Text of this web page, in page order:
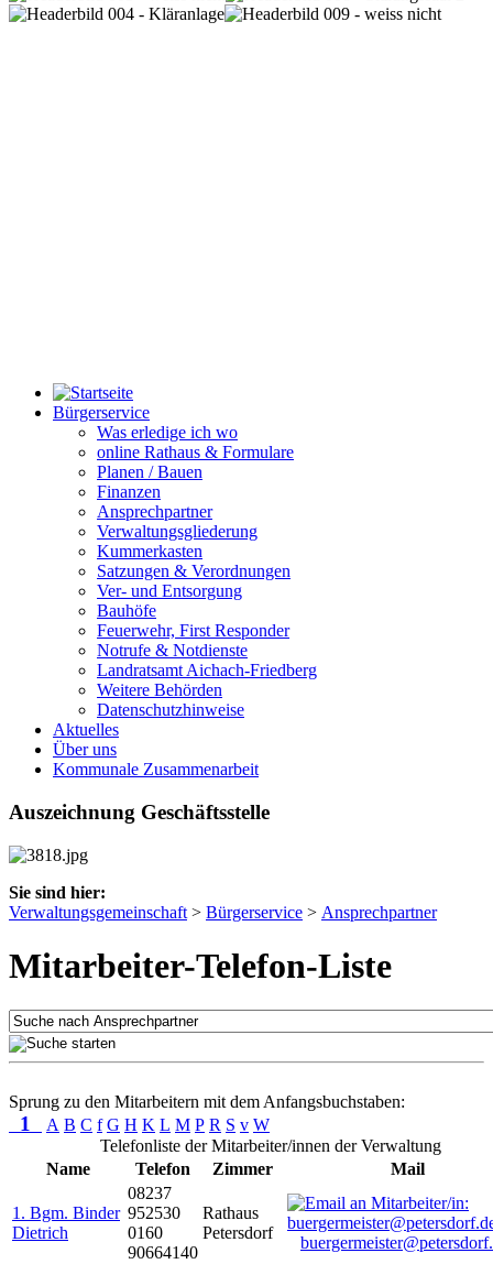
Bürgerservice
Was erledige ich wo
online Rathaus & Formulare
Planen / Bauen
Finanzen
Ansprechpartner
Verwaltungsgliederung
Kummerkasten
Satzungen & Verordnungen
Ver- und Entsorgung
Bauhöfe
Feuerwehr, First Responder
Notrufe & Notdienste
Landratsamt Aichach-Friedberg
Weitere Behörden
Datenschutzhinweise
Aktuelles
Über uns
Kommunale Zusammenarbeit
Auszeichnung Geschäftsstelle
Sie sind hier:
Verwaltungsgemeinschaft > Bürgerservice > Ansprechpartner
Mitarbeiter-Telefon-Liste
Sprung zu den Mitarbeitern mit dem Anfangsbuchstaben:
1 A B C f G H K L M P R S v W
Telefonliste der Mitarbeiter/innen der Verwaltung
Name
Telefon Zimmer Mail
1. Bgm. Binder
Dietrich
08237
952530
0160
90664140
Rathaus
Petersdorf